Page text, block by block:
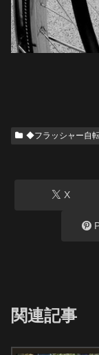
◆フラッシャー自
X
関連記事